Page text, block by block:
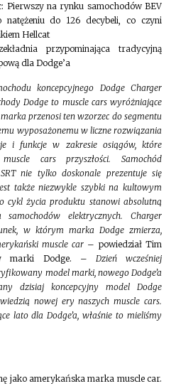
Pierwszy na rynku samochodów BEV
natężeniu do 126 decybeli, co czyni
Hellcat
przypominająca tradycyjną
dla Dodge’a
koncepcyjnego Dodge Charger
Dodge to muscle cars wyróżniające
przenosi ten wzorzec do segmentu
wyposażonemu w liczne rozwiązania
i funkcje w zakresie osiągów, które
cars przyszłości. Samochód
nie tylko doskonale prezentuje się
także niezwykle szybki na kultowym
cykl życia produktu stanowi absolutną
elektrycznych. Charger
w którym marka Dodge zmierza,
muscle car – powiedział Tim
marki Dodge. – Dzień wcześniej
model marki, nowego Dodge’a
dzisiaj koncepcyjny model Dodge
nowej ery naszych muscle cars.
lato dla Dodge’a, właśnie to mieliśmy
jako amerykańska marka muscle car.